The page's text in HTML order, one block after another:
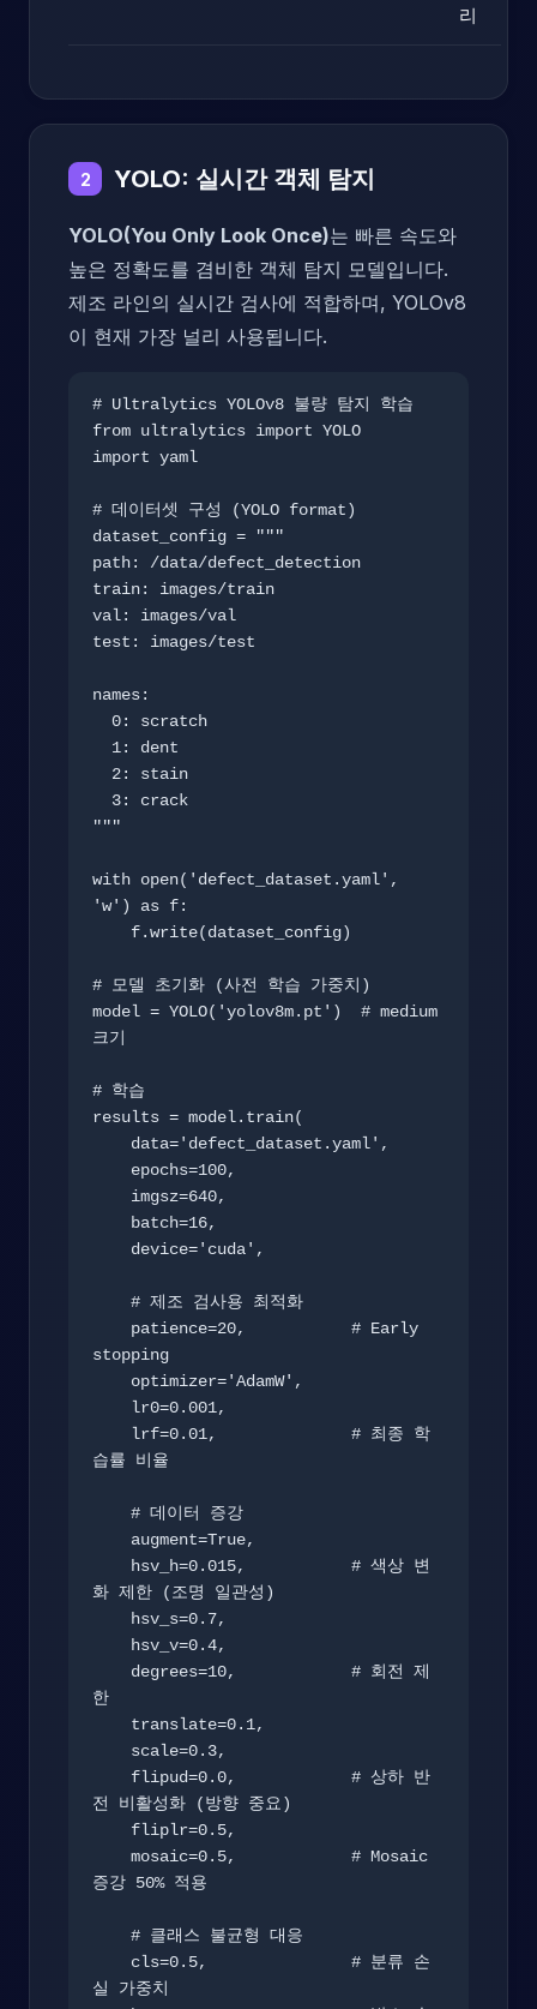
리
2 YOLO: 실시간 객체 탐지
YOLO(You Only Look Once)는 빠른 속도와
높은 정확도를 겸비한 객체 탐지 모델입니다.
제조 라인의 실시간 검사에 적합하며, YOLOv8
이 현재 가장 널리 사용됩니다.
# Ultralytics YOLOv8 불량 탐지 학습
from ultralytics import YOLO
import yaml
# 데이터셋 구성 (YOLO format)
dataset_config = """
path: /data/defect_detection
train: images/train
val: images/val
test: images/test
names:
"""
with open('defect_dataset.yaml',
'w') as f:
# 모델 초기화 (사전 학습 가중치)
model = YOLO('yolov8m.pt')  # medium
크기
# 학습
results = model.train(
stopping
습률 비율
화 제한 (조명 일관성)
한
전 비활성화 (방향 중요)
증강 50% 적용
실 가중치